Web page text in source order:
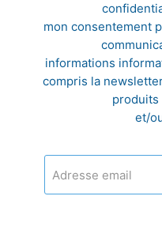
mon consentement
informations
compris la
produits
et/
Adresse email